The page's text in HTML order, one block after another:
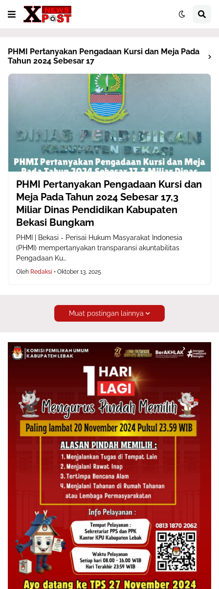
PHMI Pertanyakan Pengadaan Kursi dan Meja Pada
Tahun 2024 Sebesar 17
PHMI Pertanyakan Pengadaan Kursi dan
Meja Pada Tahun 2024 Sebesar 17,3
Miliar Dinas Pendidikan Kabupaten
Bekasi Bungkam
PHMI | Bekasi - Perisai Hukum Masyarakat Indonesia
(PHMI) mempertanyakan transparansi akuntabilitas
Pengadaan Ku…
Oleh Redaksi • Oktober 13, 2025
Muat postingan lainnya